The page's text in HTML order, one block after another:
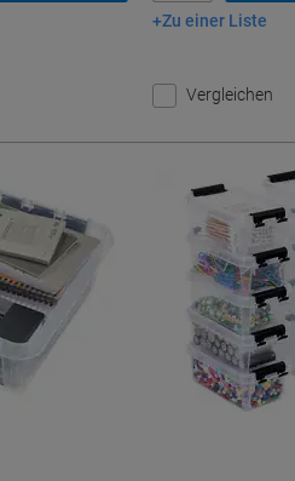
Warenkorb In
Zu einer Liste
Vergleichen